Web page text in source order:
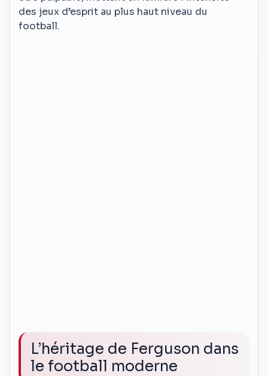
des jeux d’esprit au plus haut niveau du
football.
L’héritage de Ferguson dans
le football moderne